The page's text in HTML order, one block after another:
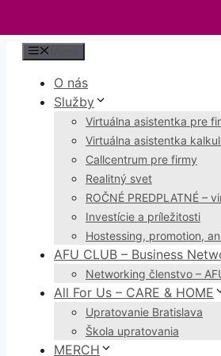
Preskočiť
obsah
O nás
Služby
Virtuálna asistentka pre
Virtuálna asistentka
Callcentrum pre firmy
Realitný svet
ROČNÉ PREDPLATNÉ –
Investície a príležitosti
Hostessing, promotion,
AFU CLUB – Business
Networking členstvo –
All For Us – CARE & HOME
Upratovanie Bratislava
Škola upratovania
MERCH